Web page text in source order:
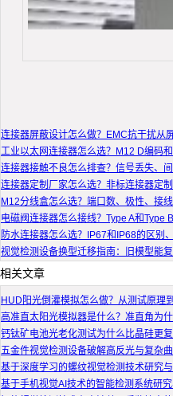
连接器屏蔽设计怎么做？EMC抗干扰从
工业以太网连接器怎么选？M12 D编码
连接器接触不良怎么排查？信号丢失、
连接器定制厂家怎么选？非标连接器定
M12分线盒怎么选？端口数、极性、接
电磁阀连接器怎么接线？Type A和Type
防水连接器怎么选？IP67和IP68的区别
视觉检测设备换型迁移指南：旧模型能
相关文章
HUD阳光倒灌模拟怎么做？从测试原理
高准直太阳光模拟器是什么？准直角为
钙钛矿电池光老化测试为什么比晶硅更复
五金件视觉检测设备破解高反光与复杂
基于深度学习的螺纹视觉检测技术研究
基于手机视觉AI技术的智能检测系统研